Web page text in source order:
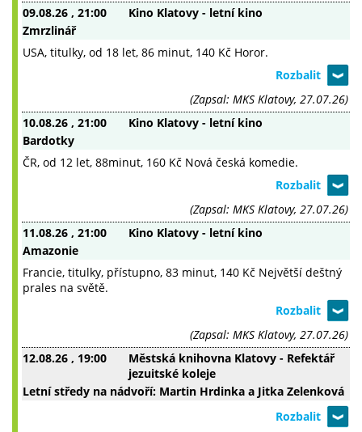
09.08.26 , 21:00
Kino Klatovy - letní kino
Zmrzlinář
USA, titulky, od 18 let, 86 minut, 140 Kč Horor.
(Zapsal: MKS Klatovy, 27.07.26)
10.08.26 , 21:00
Kino Klatovy - letní kino
Bardotky
ČR, od 12 let, 88minut, 160 Kč Nová česká komedie.
(Zapsal: MKS Klatovy, 27.07.26)
11.08.26 , 21:00
Kino Klatovy - letní kino
Amazonie
Francie, titulky, přístupno, 83 minut, 140 Kč Největší deštný
prales na světě.
(Zapsal: MKS Klatovy, 27.07.26)
12.08.26 , 19:00
Městská knihovna Klatovy - Refektář
jezuitské koleje
Letní středy na nádvoří: Martin Hrdinka a Jitka Zelenková